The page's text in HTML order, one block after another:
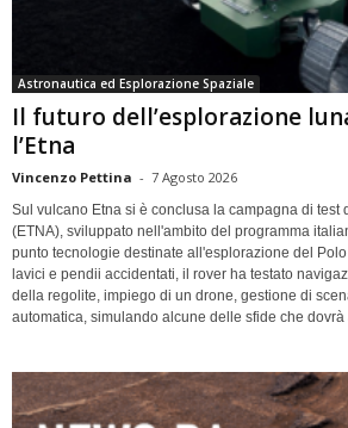
Astronautica ed Esplorazione Spaziale
Il futuro dell’esplorazione
l’Etna
Vincenzo Pettina - 7 Agosto 2026
Sul vulcano Etna si è conclusa la campagna di test
(ETNA), sviluppato nell'ambito del programma
punto tecnologie destinate all'esplorazione del
lavici e pendii accidentati, il rover ha testato
della regolite, impiego di un drone, gestione di
automatica, simulando alcune delle sfide che